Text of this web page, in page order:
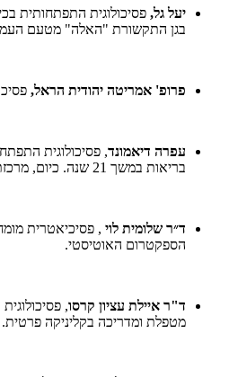
יעל גל, פסיכולוגית התפתחותית
בגן התקשורת "האלה" מטעם
פרופ' אמריטה יהודית הראל,
עפרה דיאמונד, פסיכולוגית
בריאות במשך 21 שנה. כיום, מרכזת את העבודה המעשית בתוכנית לימודי תואר שני בפסיכולוגיה התפתחותית במכללה האקדמית תל אביב יפו.
ד״ר שלומית לוי , פסיכיאטרית
הספקטרום האוטיסטי.
ד"ר איילת עציון קרסו,
מטפלת ומדריכה בקליניקה פרטית.